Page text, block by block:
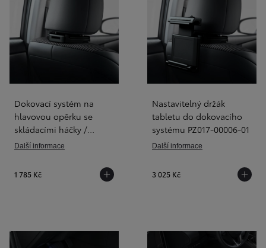
Dokovací systém na
hlavovou opěrku se
skládacími háčky /
věšáky PC22B-0K004-M2
Další informace
1 785 Kč
Nastavitelný držák
tabletu do dokovacího
systému PZ017-00006-01
Další informace
3 025 Kč